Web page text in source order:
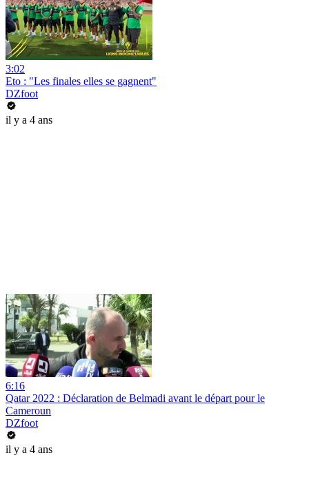
3:02
Eto : "Les finales elles se gagnent"
DZfoot
il y a 4 ans
6:16
Qatar 2022 : Déclaration de Belmadi avant le départ pour le
Cameroun
DZfoot
il y a 4 ans